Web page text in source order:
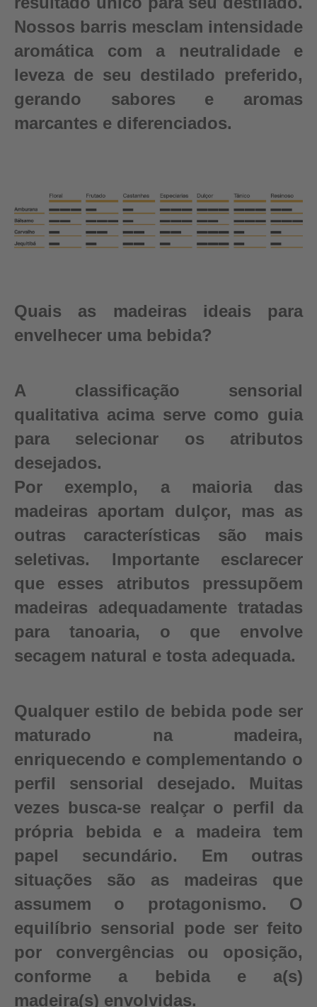
Nossos barris mesclam intensidade
aromática com a neutralidade e
leveza de seu destilado preferido,
gerando sabores e aromas
marcantes e diferenciados.
Quais as madeiras ideais para
envelhecer uma bebida?
A classificação sensorial
qualitativa acima serve como guia
para selecionar os atributos
desejados.
Por exemplo, a maioria das
madeiras aportam dulçor, mas as
outras características são mais
seletivas. Importante esclarecer
que esses atributos pressupõem
madeiras adequadamente tratadas
para tanoaria, o que envolve
secagem natural e tosta adequada.
Qualquer estilo de bebida pode ser
maturado na madeira,
enriquecendo e complementando o
perfil sensorial desejado. Muitas
vezes busca-se realçar o perfil da
própria bebida e a madeira tem
papel secundário. Em outras
situações são as madeiras que
assumem o protagonismo. O
equilíbrio sensorial pode ser feito
por convergências ou oposição,
conforme a bebida e a(s)
madeira(s) envolvidas.